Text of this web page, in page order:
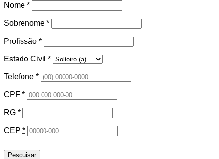
Nome *
Sobrenome *
Profissão *
Estado Civil *
Telefone *
CPF *
RG *
CEP *
Pesquisar